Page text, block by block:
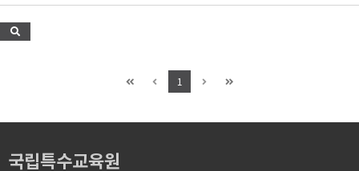
1
국립특수교육원